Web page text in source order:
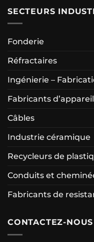
SECTEURS
Fonderie
Réfractaires
Ingénierie –
Fabricants
Câbles
Industrie céramique
Recycleurs de
Conduits et
Fabricants de
CONTACTEZ-NOUS